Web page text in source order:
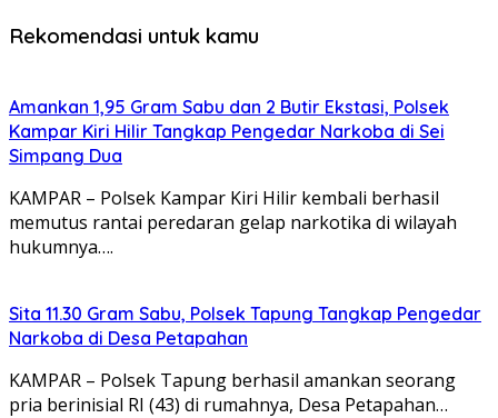
Rekomendasi untuk kamu
Amankan 1,95 Gram Sabu dan 2 Butir Ekstasi, Polsek
Kampar Kiri Hilir Tangkap Pengedar Narkoba di Sei
Simpang Dua
KAMPAR – Polsek Kampar Kiri Hilir kembali berhasil
memutus rantai peredaran gelap narkotika di wilayah
hukumnya….
Sita 11.30 Gram Sabu, Polsek Tapung Tangkap Pengedar
Narkoba di Desa Petapahan
KAMPAR – Polsek Tapung berhasil amankan seorang
pria berinisial RI (43) di rumahnya, Desa Petapahan…